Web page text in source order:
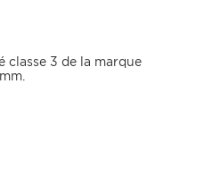
classe 3 de la marque